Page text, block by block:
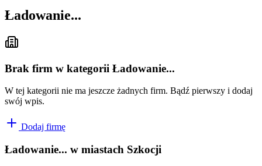
Ładowanie...
Brak firm w kategorii Ładowanie...
W tej kategorii nie ma jeszcze żadnych firm. Bądź pierwszy i dodaj
swój wpis.
Dodaj firmę
Ładowanie... w miastach Szkocji